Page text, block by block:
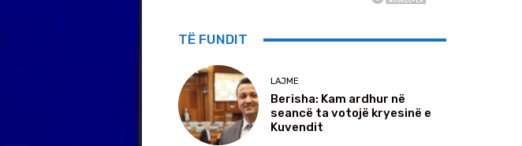
TË FUNDIT
LAJME
Berisha: Kam ardhur në
seancë ta votojë kryesinë e
Kuvendit